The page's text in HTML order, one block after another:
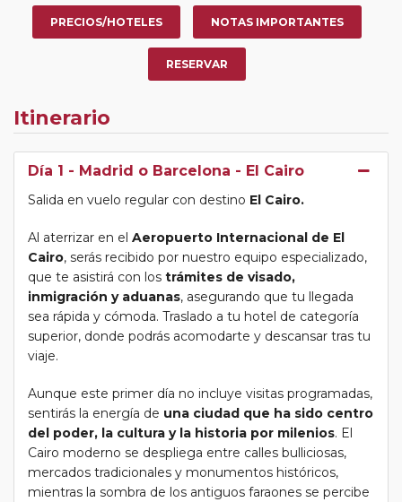
lujo. Estas embarcaciones, cuyo nombre proviene del
árabe“dahab” (oro), fueron usadas a finales del siglo
XIX por turistas acaudalados, exploradores, arqueólogos
y viajeros europeos que deseaban conocer Egipto
los grandes barcos y del turismo masivo.
LasDahabeyas modernashan sido cuidadosamente
remodeladas para ofrecerlujo íntimo y comodidad,
conservando el encanto de la navegación tradicional:
Capacidad máxima de16 personas,
Espacios amplios y luminosos, con camarotes
elegantes, salones y cubiertas ideales para
contemplar el Nilo.
Navegación silenciosa, a vela o motor, que
Acceso a templos y rincones menos
frecuentados, lo que convierte tu recorrido en
unaexperiencia exclusiva y auténtica.
Durante el viaje en Dahabeya, podrásdespertar con
PRECIOS/HOTELES NOTAS IMPORTANTES
RESERVAR
Itinerario
Día 1 - Madrid o Barcelona - El Cairo
Salida en vuelo regular con destino El Cairo.
Al aterrizar en el Aeropuerto Internacional de El
Cairo, serás recibido por nuestro equipo especializado,
que te asistirá con los trámites de visado,
inmigración y aduanas, asegurando que tu llegada
sea rápida y cómoda. Traslado a tu hotel de categoría
superior, donde podrás acomodarte y descansar tras tu
viaje.
Aunque este primer día no incluye visitas programadas,
sentirás la energía de una ciudad que ha sido centro
del poder, la cultura y la historia por milenios. El
Cairo moderno se despliega entre calles bulliciosas,
mercados tradicionales y monumentos históricos,
mientras la sombra de los antiguos faraones se percibe